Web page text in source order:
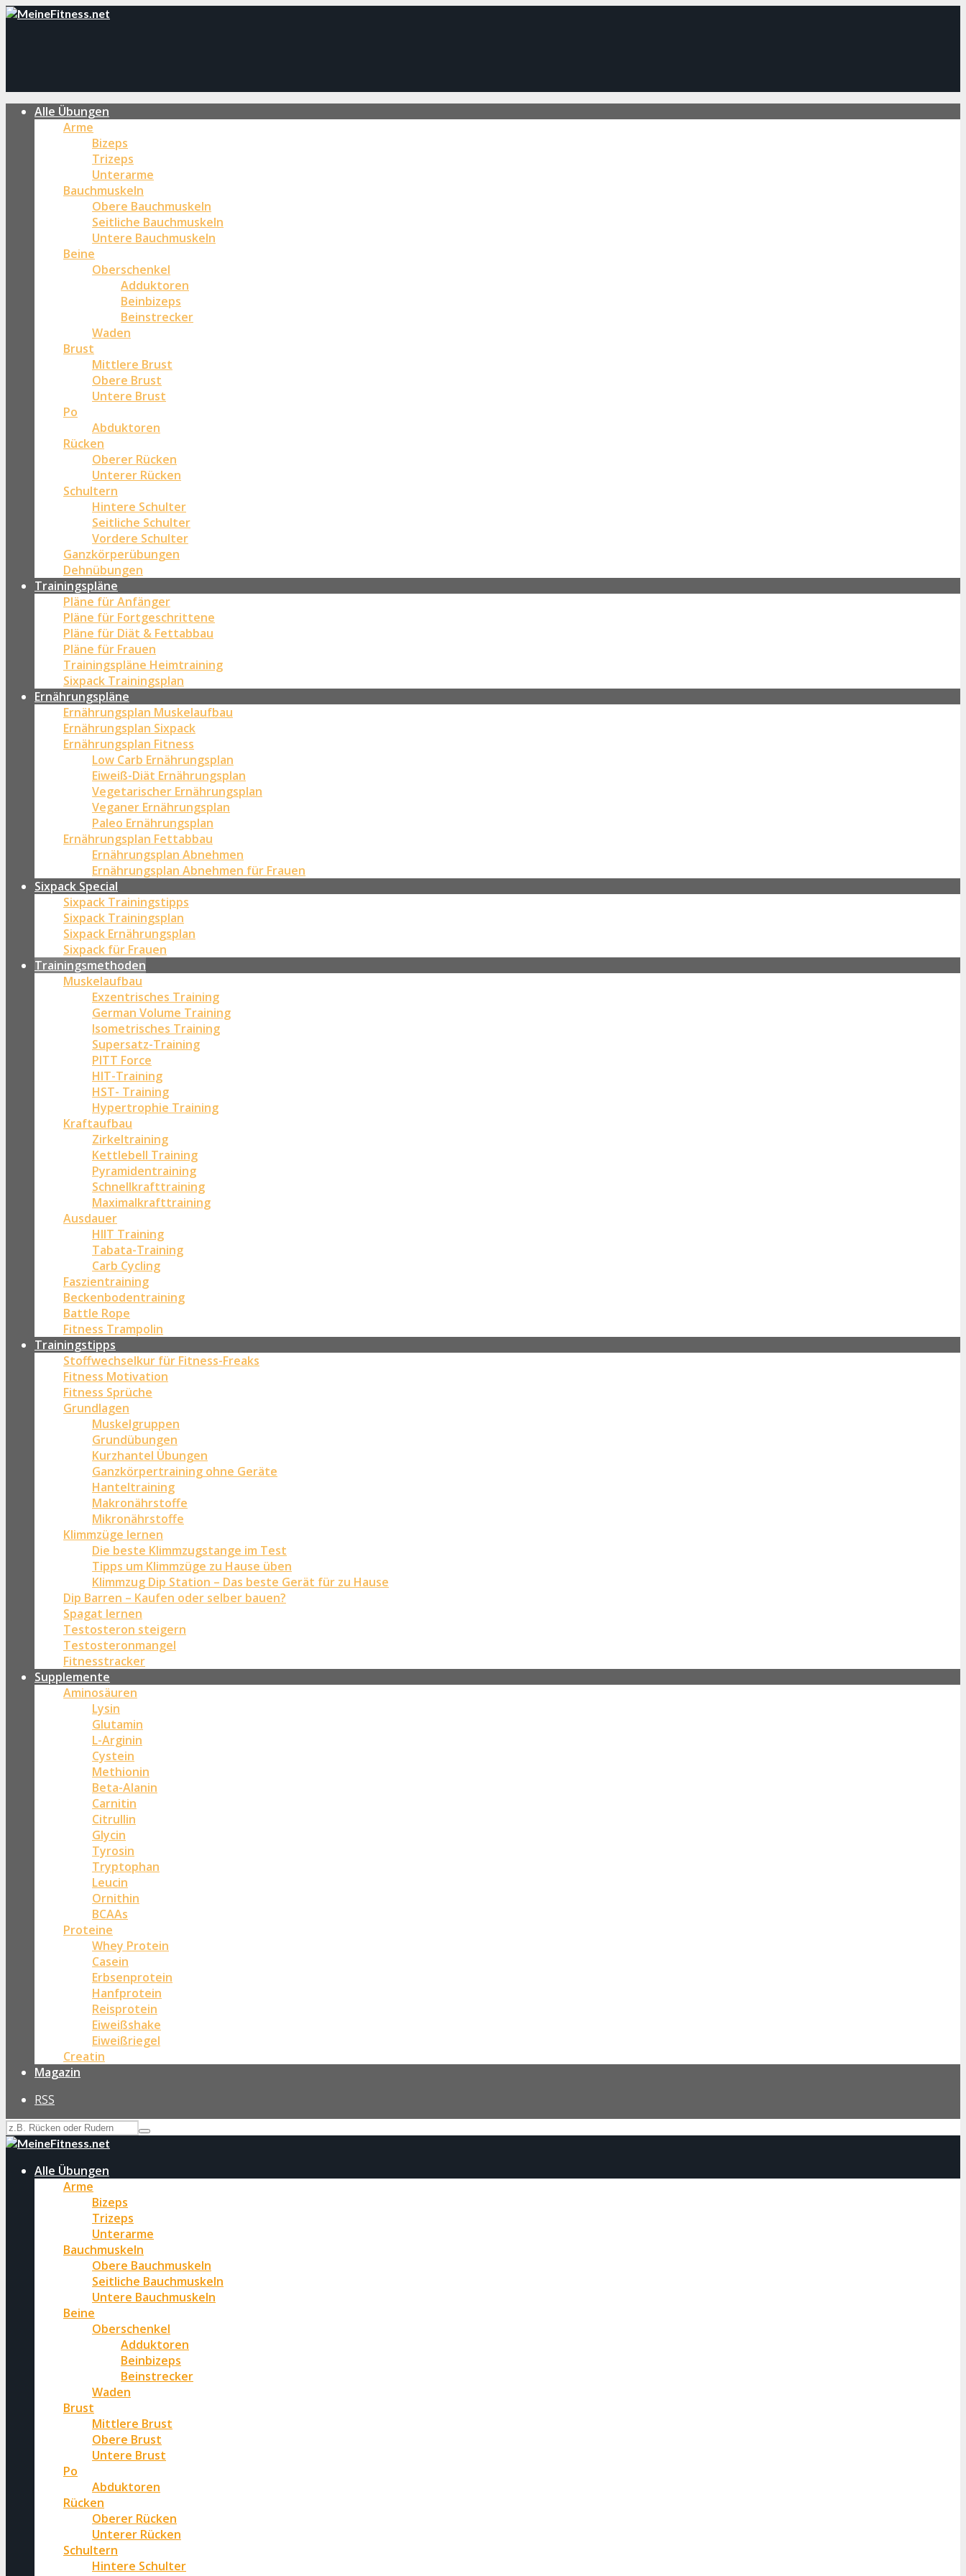
Alle Übungen
Arme
Bizeps
Trizeps
Unterarme
Bauchmuskeln
Obere Bauchmuskeln
Seitliche Bauchmuskeln
Untere Bauchmuskeln
Beine
Oberschenkel
Adduktoren
Beinbizeps
Beinstrecker
Waden
Brust
Mittlere Brust
Obere Brust
Untere Brust
Po
Abduktoren
Rücken
Oberer Rücken
Unterer Rücken
Schultern
Hintere Schulter
Seitliche Schulter
Vordere Schulter
Ganzkörperübungen
Dehnübungen
Trainingspläne
Pläne für Anfänger
Pläne für Fortgeschrittene
Pläne für Diät & Fettabbau
Pläne für Frauen
Trainingspläne Heimtraining
Sixpack Trainingsplan
Ernährungspläne
Ernährungsplan Muskelaufbau
Ernährungsplan Sixpack
Ernährungsplan Fitness
Low Carb Ernährungsplan
Eiweiß-Diät Ernährungsplan
Vegetarischer Ernährungsplan
Veganer Ernährungsplan
Paleo Ernährungsplan
Ernährungsplan Fettabbau
Ernährungsplan Abnehmen
Ernährungsplan Abnehmen für Frauen
Sixpack Special
Sixpack Trainingstipps
Sixpack Trainingsplan
Sixpack Ernährungsplan
Sixpack für Frauen
Trainingsmethoden
Muskelaufbau
Exzentrisches Training
German Volume Training
Isometrisches Training
Supersatz-Training
PITT Force
HIT-Training
HST- Training
Hypertrophie Training
Kraftaufbau
Zirkeltraining
Kettlebell Training
Pyramidentraining
Schnellkrafttraining
Maximalkrafttraining
Ausdauer
HIIT Training
Tabata-Training
Carb Cycling
Faszientraining
Beckenbodentraining
Battle Rope
Fitness Trampolin
Trainingstipps
Stoffwechselkur für Fitness-Freaks
Fitness Motivation
Fitness Sprüche
Grundlagen
Muskelgruppen
Grundübungen
Kurzhantel Übungen
Ganzkörpertraining ohne Geräte
Hanteltraining
Makronährstoffe
Mikronährstoffe
Klimmzüge lernen
Die beste Klimmzugstange im Test
Tipps um Klimmzüge zu Hause üben
Klimmzug Dip Station – Das beste Gerät für zu Hause
Dip Barren – Kaufen oder selber bauen?
Spagat lernen
Testosteron steigern
Testosteronmangel
Fitnesstracker
Supplemente
Aminosäuren
Lysin
Glutamin
L-Arginin
Cystein
Methionin
Beta-Alanin
Carnitin
Citrullin
Glycin
Tyrosin
Tryptophan
Leucin
Ornithin
BCAAs
Proteine
Whey Protein
Casein
Erbsenprotein
Hanfprotein
Reisprotein
Eiweißshake
Eiweißriegel
Creatin
Magazin
RSS
Alle Übungen
Arme
Bizeps
Trizeps
Unterarme
Bauchmuskeln
Obere Bauchmuskeln
Seitliche Bauchmuskeln
Untere Bauchmuskeln
Beine
Oberschenkel
Adduktoren
Beinbizeps
Beinstrecker
Waden
Brust
Mittlere Brust
Obere Brust
Untere Brust
Po
Abduktoren
Rücken
Oberer Rücken
Unterer Rücken
Schultern
Hintere Schulter